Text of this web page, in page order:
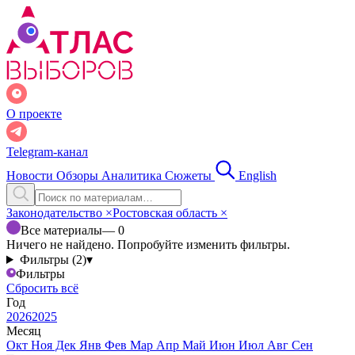
О проекте
Telegram-канал
Новости Обзоры Аналитика Сюжеты English
Законодательство ×Ростовская область ×
Все материалы— 0
Ничего не найдено. Попробуйте изменить фильтры.
Фильтры (2)▾
Фильтры
Сбросить всё
Год
20262025
Месяц
Окт Ноя Дек Янв Фев Мар Апр Май Июн Июл Авг Сен